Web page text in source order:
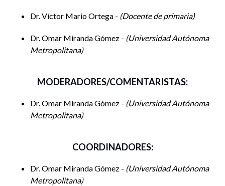
Actividad – 12 de Octubre de 2023
10:00 a 12:00 |Mesa de discusión. Las mujeres y las
Ciencias Sociales. Desafíos y riesgos en el trabajo de
Responsable:Blanca Estela Melgarito Rocha
para la investigación de campo en el contexto de crisis
Myrna Ojeda Álvarez (ITESO) “Trabajo de campo en
Dr. Víctor Mario Ortega - Docente de primaria
Dr. Omar Miranda Gómez - Universidad Autónoma
Metropolitana
MODERADORES/COMENTARISTAS:
Dr. Omar Miranda Gómez - Universidad Autónoma
Metropolitana
COORDINADORES:
Dr. Omar Miranda Gómez - Universidad Autónoma
Metropolitana